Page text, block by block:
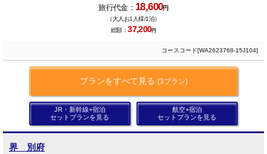
旅行代金： 18,600円
（大人お1人様/1泊）
総額：37,200円
コースコード[WA2623768-15J104]
プランをすべて見る (3プラン)
JR・新幹線+宿泊
セットプランを見る
航空+宿泊
セットプランを見る
界 別府